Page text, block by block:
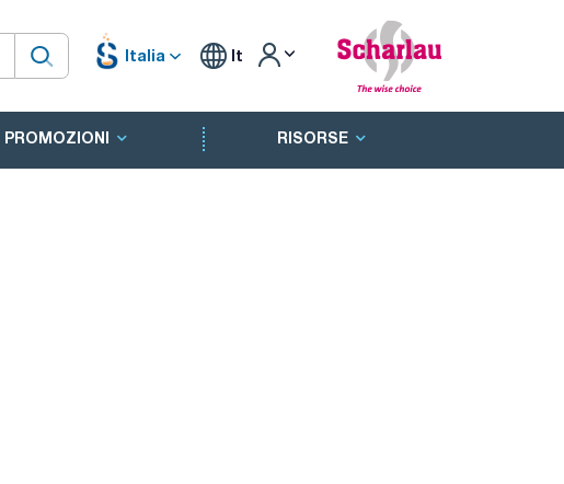
Italia It
PROMOZIONI RISORSE